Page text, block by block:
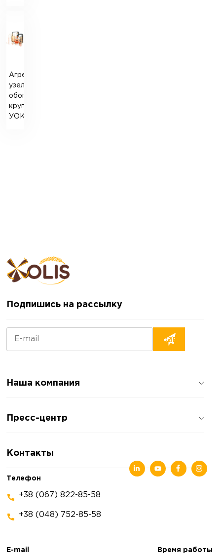
Агрегатный
узел
обогащения
круп
УОК-2
Подпишись на рассылку
Наша компания
Отзывы о компании
Пресс-центр
Статьи
Контакты
Телефон
+38 (067) 822-85-58
+38 (048) 752-85-58
E-mail Время работы